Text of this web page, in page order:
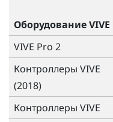
Оборудование VIVE
VIVE Pro 2
Контроллеры VIVE
(2018)
Контроллеры VIVE